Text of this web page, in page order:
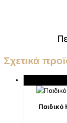
Σχετικά
Παιδικό